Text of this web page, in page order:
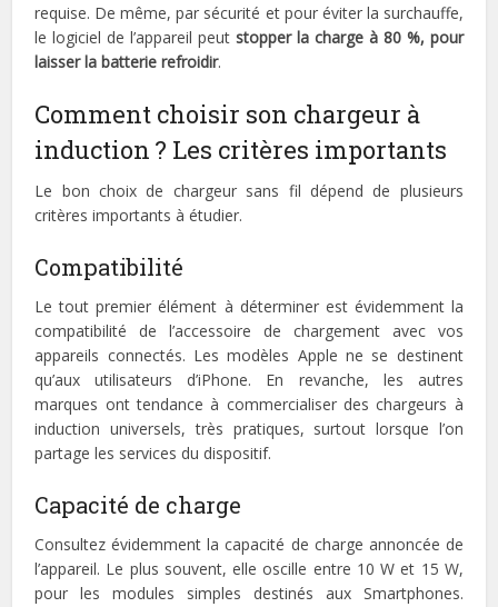
requise. De même, par sécurité et pour éviter la surchauffe,
le logiciel de l’appareil peutstopper la charge à 80 %, pour
laisser la batterie refroidir.
Comment choisir son chargeur à
induction ? Les critères importants
Le bon choix de chargeur sans fil dépend de plusieurs
critères importants à étudier.
Compatibilité
Le tout premier élément à déterminer est évidemment la
compatibilité de l’accessoire de chargement avec vos
appareils connectés. Les modèles Apple ne se destinent
qu’aux utilisateurs d’iPhone. En revanche, les autres
marques ont tendance à commercialiser des chargeurs à
induction universels, très pratiques, surtout lorsque l’on
partage les services du dispositif.
Capacité de charge
Consultez évidemment la capacité de charge annoncée de
l’appareil. Le plus souvent, elle oscille entre 10 W et 15 W,
pour les modules simples destinés aux Smartphones.